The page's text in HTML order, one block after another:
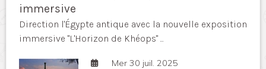
immersive
Direction l'Égypte antique avec la nouvelle exposition
immersive "L'Horizon de Khéops" ...
Mer 30 juil. 2025